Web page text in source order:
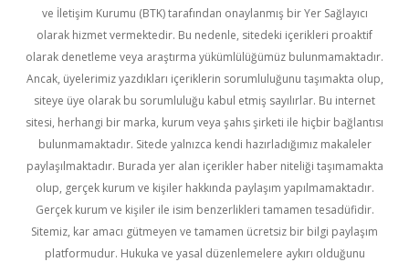
ve İletişim Kurumu (BTK) tarafından onaylanmış bir Yer Sağlayıcı
olarak hizmet vermektedir. Bu nedenle, sitedeki içerikleri proaktif
olarak denetleme veya araştırma yükümlülüğümüz bulunmamaktadır.
Ancak, üyelerimiz yazdıkları içeriklerin sorumluluğunu taşımakta olup,
siteye üye olarak bu sorumluluğu kabul etmiş sayılırlar. Bu internet
sitesi, herhangi bir marka, kurum veya şahıs şirketi ile hiçbir bağlantısı
bulunmamaktadır. Sitede yalnızca kendi hazırladığımız makaleler
paylaşılmaktadır. Burada yer alan içerikler haber niteliği taşımamakta
olup, gerçek kurum ve kişiler hakkında paylaşım yapılmamaktadır.
Gerçek kurum ve kişiler ile isim benzerlikleri tamamen tesadüfidir.
Sitemiz, kar amacı gütmeyen ve tamamen ücretsiz bir bilgi paylaşım
platformudur. Hukuka ve yasal düzenlemelere aykırı olduğunu